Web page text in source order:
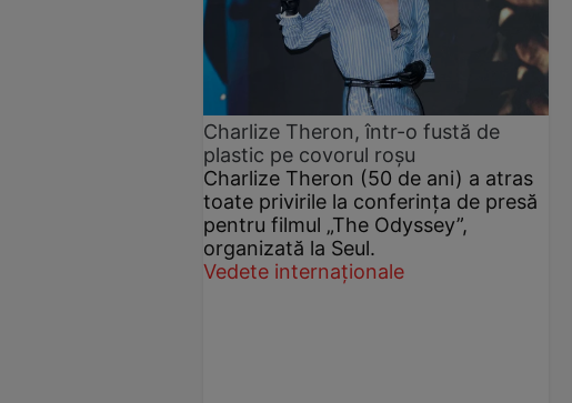
Charlize Theron, într-o fustă de
plastic pe covorul roșu
Charlize Theron (50 de ani) a atras
toate privirile la conferința de presă
pentru filmul „The Odyssey”,
organizată la Seul.
Vedete internaționale